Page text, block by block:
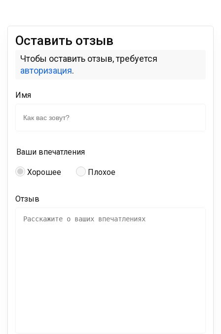
Оставить отзыв
Чтобы оставить отзыв, требуется
авторизация.
Имя
Ваши впечатления
Хорошее Плохое
Отзыв